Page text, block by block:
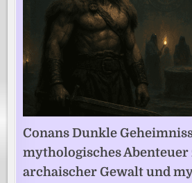
Conans Dunkle
mythologisches Abenteuer
archaischer Gewalt und